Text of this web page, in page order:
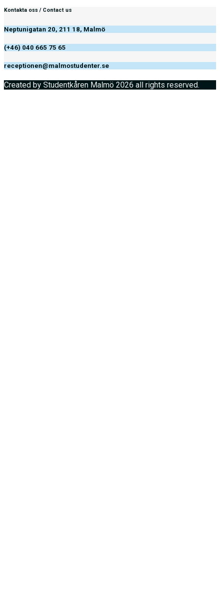
Kontakta oss / Contact us
Neptunigatan 20, 211 18, Malmö
(+46) 040 665 75 65
receptionen@malmostudenter.se
Created by Studentkåren Malmö 2026 all rights reserved.